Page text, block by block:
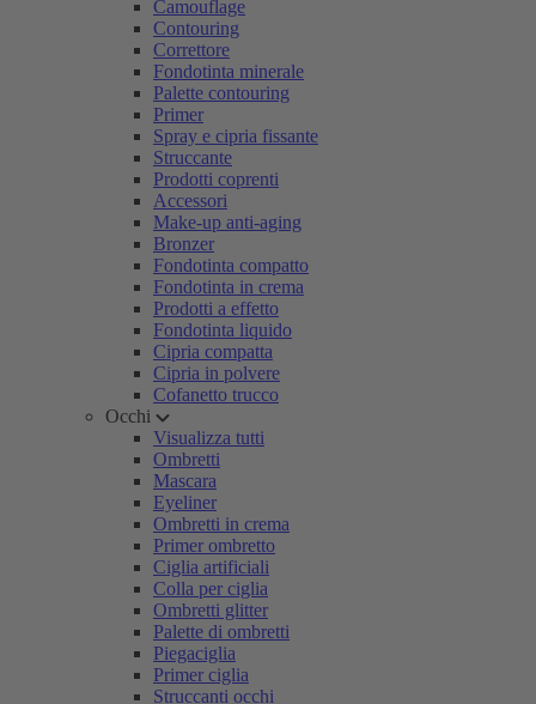
Camouflage
Contouring
Correttore
Fondotinta minerale
Palette contouring
Primer
Spray e cipria fissante
Struccante
Prodotti coprenti
Accessori
Make-up anti-aging
Bronzer
Fondotinta compatto
Fondotinta in crema
Prodotti a effetto
Fondotinta liquido
Cipria compatta
Cipria in polvere
Cofanetto trucco
Occhi
Visualizza tutti
Ombretti
Mascara
Eyeliner
Ombretti in crema
Primer ombretto
Ciglia artificiali
Colla per ciglia
Ombretti glitter
Palette di ombretti
Piegaciglia
Primer ciglia
Struccanti occhi